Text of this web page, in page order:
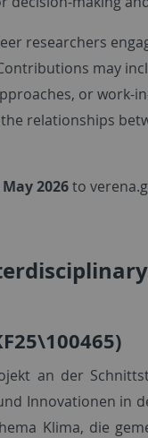
researchers
may
or work-
relationships
2026to
an der
Innovationen in
Klima, die